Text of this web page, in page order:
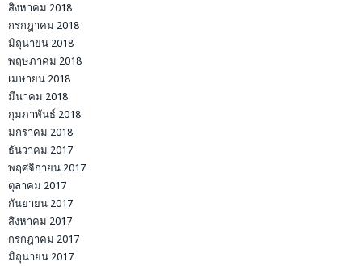
สิงหาคม 2018
กรกฎาคม 2018
มิถุนายน 2018
พฤษภาคม 2018
เมษายน 2018
มีนาคม 2018
กุมภาพันธ์ 2018
มกราคม 2018
ธันวาคม 2017
พฤศจิกายน 2017
ตุลาคม 2017
กันยายน 2017
สิงหาคม 2017
กรกฎาคม 2017
มิถุนายน 2017